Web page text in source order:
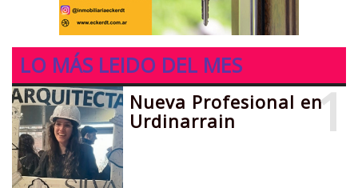
LO MÁS LEIDO DEL MES
1
Nueva Profesional en
Urdinarrain